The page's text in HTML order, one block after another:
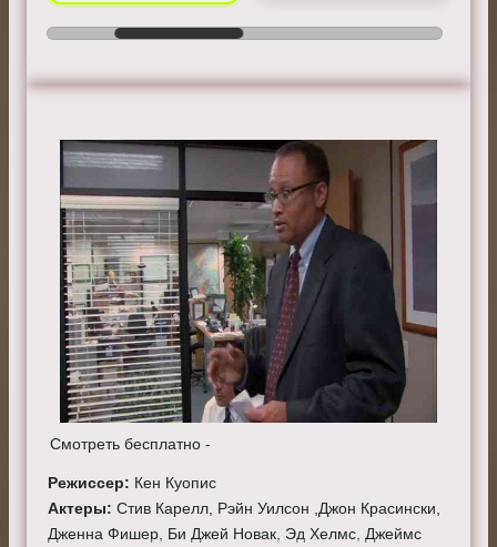
Смотреть бесплатно -
Режиссер: Кен Куопис
Актеры: Стив Карелл, Рэйн Уилсон ,Джон Красински,
Дженна Фишер, Би Джей Новак, Эд Хелмс, Джеймс